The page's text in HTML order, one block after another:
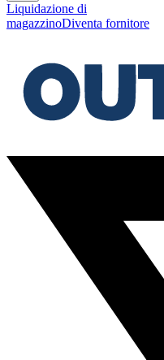
Liquidazione di
magazzinoDiventa fornitore